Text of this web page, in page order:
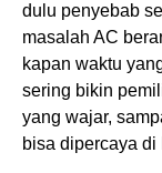
dulu penyebab
masalah AC
kapan waktu
sering bikin
yang wajar,
bisa dipercaya